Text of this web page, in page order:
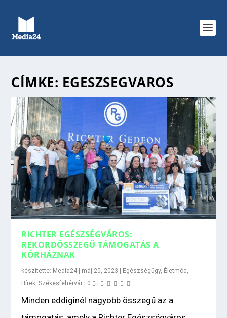
CÍMKE: EGESZSEGVAROS
RICHTER EGÉSZSÉGVÁROS:
REKORDÖSSZEGŰ TÁMOGATÁS A
KÓRHÁZNAK
készítette: Media24 | máj 20, 2023 | Egészségügy, Életmód
Hírek ,Székesfehérvár | 0 |
Minden eddiginél nagyobb összegű az a